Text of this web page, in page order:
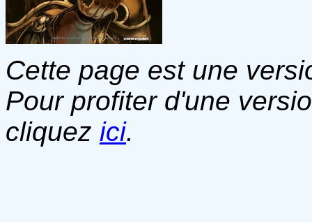
Cette page est une
Pour profiter d'une
cliquez ici.